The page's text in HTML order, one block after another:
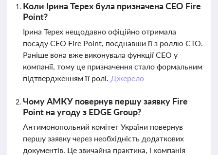
Коли Ірина Терех була призначена CEO Fire
Point?
Ірина Терех нещодавно офіційно отримала
посаду CEO Fire Point, поєднавши її з роллю CTO.
Раніше вона вже виконувала функції CEO у
компанії, тому це призначення стало формальним
підтвердженням її ролі. Джерело
Чому АМКУ повернув першу заявку Fire
Point на угоду з EDGE Group?
Антимонопольний комітет України повернув
першу заявку через необхідність додаткових
документів. Це звичайна практика, і компанія